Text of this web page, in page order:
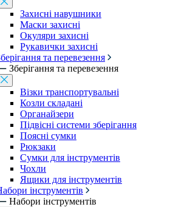
Захисні навушники
Маски захисні
Окуляри захисні
Рукавички захисні
та перевезення
Зберігання та перевезення
Візки транспортувальні
Козли складані
Органайзери
Підвісні системи зберігання
Поясні сумки
Рюкзаки
Сумки для інструментів
Чохли
Ящики для інструментів
інструментів
Набори інструментів